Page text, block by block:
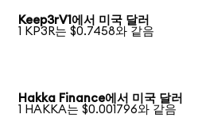
Keep3rV1에서 미국 달러
1 KP3R는 $0.7458와 같음
Hakka Finance에서 미국 달러
1 HAKKA는 $0.001796와 같음